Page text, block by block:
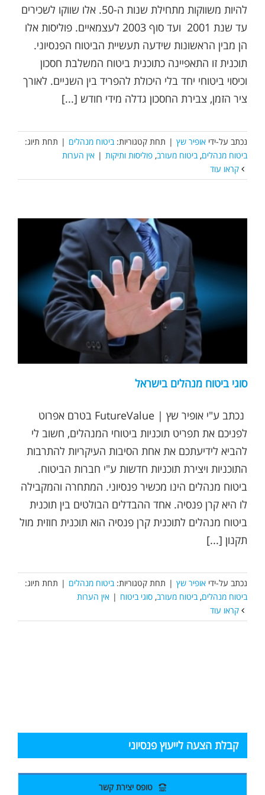
להיות משווקות מתחילת שנות ה-50. אלו שווקו לשכירים
עד שנת 2001 ועד סוף 2003 לעצמאיים. פוליסות אלו
הן מבין הראשונות שידעה תעשיית הביטוח הפנסיוני.
תוכנית זו התאפיינה כתוכנית ביטוח המשלבת חסכון
וכיסוי ביטוחי יחד בלי היכולת להפריד בין השניים. לאורך
ציר הזמן, צבירת החסכון גדלה מידי חודש [...]
נכתב על-ידי אופיר שץ | תחת קטגוריות: ביטוח מנהלים | תחת תיוג:
ביטוח מנהלים, ביטוח מעורב, פוליסות ותיקות | אין הערות
קראו עוד
סוגי ביטוח מנהלים בישראל
נכתב ע"י אופיר שץ | FutureValue בטרם אפרוט
לפניכם את תפריט תוכניות ביטוחי המנהלים, חשוב לי
להביא לידיעתכם את אחת הסיבות העיקריות להתרבות
התוכניות ויצירת תוכניות חדשות ע"י חברות הביטוח.
ביטוח מנהלים הינו מכשיר פנסיוני. המתחרה והמקבילה
לו היא קרן פנסיה. אחד ההבדלים הבולטים בין תוכנית
ביטוח מנהלים לתוכנית קרן פנסיה הוא תוכנית חוזית מול
תקנון [...]
נכתב על-ידי אופיר שץ | תחת קטגוריות: ביטוח מנהלים | תחת תיוג:
ביטוח מנהלים, ביטוח מעורב, סוגי ביטוח | אין הערות
קראו עוד
קבלת הצעה לייעוץ פנסיוני
טופס יצירת קשר